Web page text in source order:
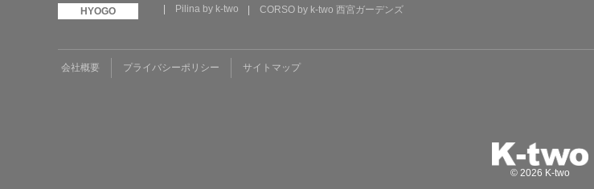
Pilina by k-two
CORSO by k-two 西宮ガーデンズ
会社概要 プライバシーポリシー サイトマップ
© 2026 K-two